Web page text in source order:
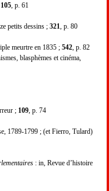
105 , p. 61
petits dessins ; 321 , p. 80
meurtre en 1835 ; 542 , p. 82
blasphèmes et cinéma,
; 109 , p. 74
1789-1799 ; (et Fierro, Tulard)
: in, Revue d’histoire